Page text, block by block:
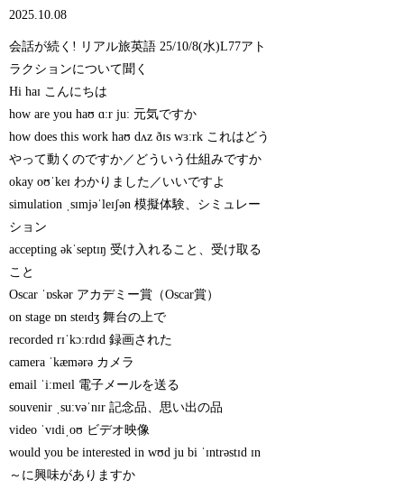
2025.10.08
会話が続く! リアル旅英語 25/10/8(水)L77アト
ラクションについて聞く
Hi haɪ こんにちは
how are you haʊ ɑːr juː 元気ですか
how does this work haʊ dʌz ðɪs wɜːrk これはどう
やって動くのですか／どういう仕組みですか
okay oʊˈkeɪ わかりました／いいですよ
simulation ˌsɪmjəˈleɪʃən 模擬体験、シミュレー
ション
accepting əkˈseptɪŋ 受け入れること、受け取る
こと
Oscar ˈɒskər アカデミー賞（Oscar賞）
on stage ɒn steɪdʒ 舞台の上で
recorded rɪˈkɔːrdɪd 録画された
camera ˈkæmərə カメラ
email ˈiːmeɪl 電子メールを送る
souvenir ˌsuːvəˈnɪr 記念品、思い出の品
video ˈvɪdiˌoʊ ビデオ映像
would you be interested in wʊd ju bi ˈɪntrəstɪd ɪn
～に興味がありますか